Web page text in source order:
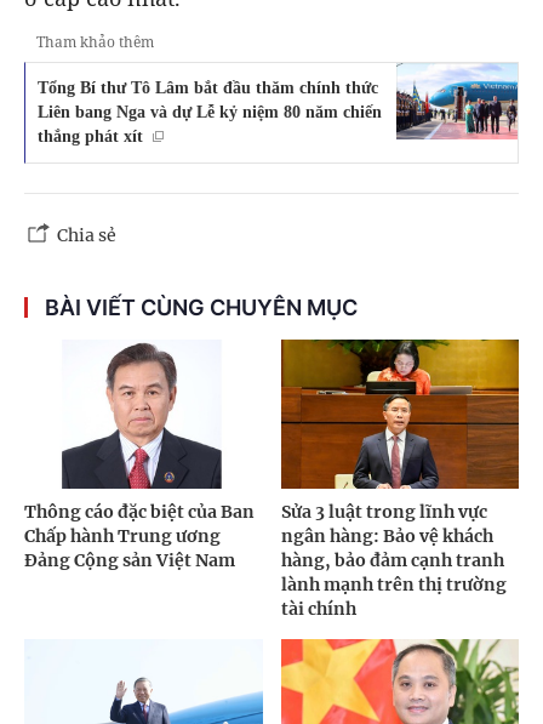
Tham khảo thêm
Tổng Bí thư Tô Lâm bắt đầu thăm chính thức
Liên bang Nga và dự Lễ kỷ niệm 80 năm chiến
thắng phát xít
Chia sẻ
BÀI VIẾT CÙNG CHUYÊN MỤC
Thông cáo đặc biệt của Ban
Chấp hành Trung ương
Đảng Cộng sản Việt Nam
Sửa 3 luật trong lĩnh vực
ngân hàng: Bảo vệ khách
hàng, bảo đảm cạnh tranh
lành mạnh trên thị trường
tài chính